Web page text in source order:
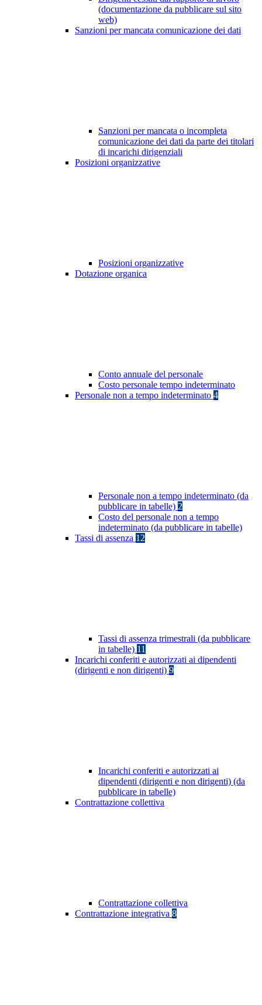
(documentazione da pubblicare sul sito
web)
Sanzioni per mancata comunicazione dei dati
Sanzioni per mancata o incompleta
comunicazione dei dati da parte dei titolari
di incarichi dirigenziali
Posizioni organizzative
Posizioni organizzative
Dotazione organica
Conto annuale del personale
Costo personale tempo indeterminato
Personale non a tempo indeterminato 4
Personale non a tempo indeterminato (da
pubblicare in tabelle) 2
Costo del personale non a tempo
indeterminato (da pubblicare in tabelle)
Tassi di assenza 12
Tassi di assenza trimestrali (da pubblicare
in tabelle) 11
Incarichi conferiti e autorizzati ai dipendenti
(dirigenti e non dirigenti) 9
Incarichi conferiti e autorizzati ai
dipendenti (dirigenti e non dirigenti) (da
pubblicare in tabelle)
Contrattazione collettiva
Contrattazione collettiva
Contrattazione integrativa 8